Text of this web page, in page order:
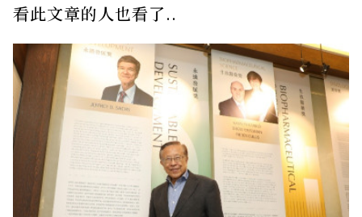
看此文章的人也看了..